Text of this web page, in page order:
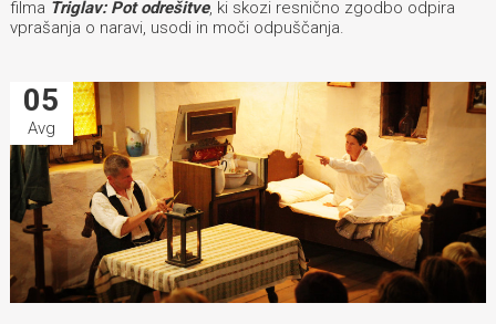
filma Triglav: Pot odrešitve, ki skozi resnično zgodbo odpira
vprašanja o naravi, usodi in moči odpuščanja.
05
Avg